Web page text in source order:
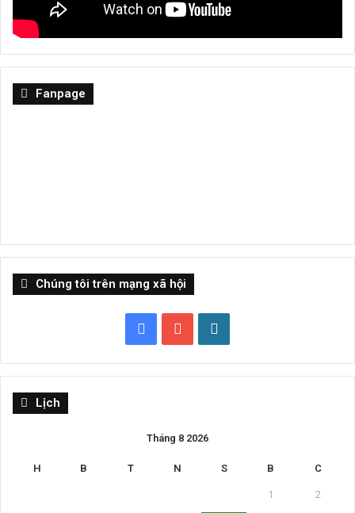
Fanpage
Chúng tôi trên mạng xã hội
FacebookYouTube
Lịch
Tháng 8 2026
H B T N S B C
1 2